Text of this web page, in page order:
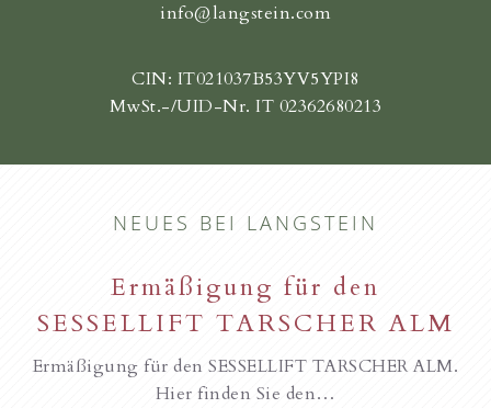
info@langstein.com
CIN: IT021037B53YV5YPI8
MwSt.-/UID-Nr. IT 02362680213
NEUES BEI LANGSTEIN
Ermäßigung für den
SESSELLIFT TARSCHER ALM
Ermäßigung für den SESSELLIFT TARSCHER ALM.
Hier finden Sie den…